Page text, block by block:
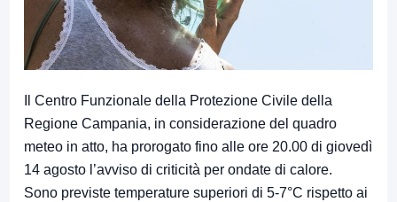
Il Centro Funzionale della Protezione Civile della
Regione Campania, in considerazione del quadro
meteo in atto, ha prorogato fino alle ore 20.00 di giovedì
14 agosto l’avviso di criticità per ondate di calore.
Sono previste temperature superiori di 5-7°C rispetto ai